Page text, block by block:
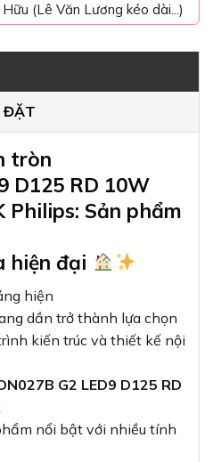
(Lê Văn Lương kéo dài...)
ĐẶT
tròn
D125 RD 10W
Philips: Sản phẩm
hiện đại
hiện
dần trở thành lựa chọn
kiến trúc và thiết kế nội
G2 LED9 D125 RD
nổi bật với nhiều tính